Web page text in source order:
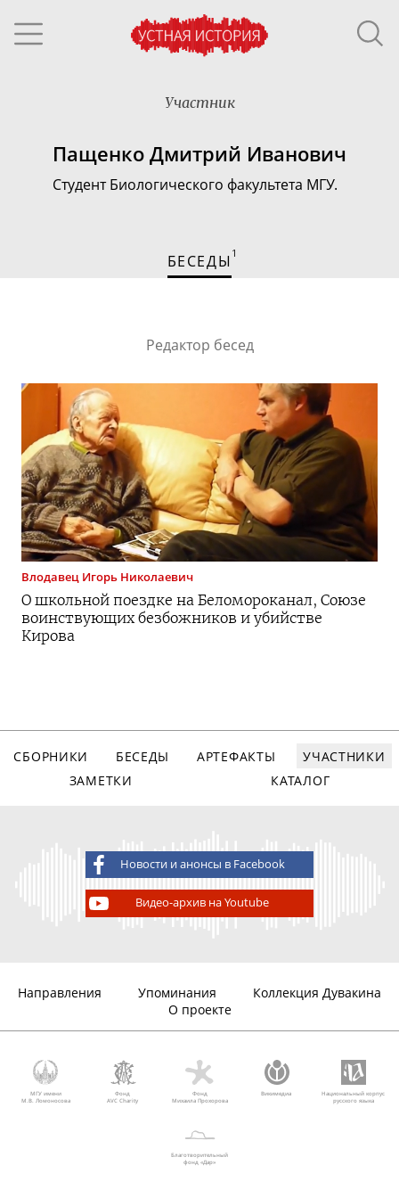
Участник
Пащенко Дмитрий Иванович
Студент Биологического факультета МГУ.
БЕСЕДЫ 1
Редактор бесед
Влодавец Игорь Николаевич
О школьной поездке на Беломороканал, Союзе
воинствующих безбожников и убийстве
Кирова
СБОРНИКИ БЕСЕДЫ АРТЕФАКТЫ
УЧАСТНИКИ
ЗАМЕТКИ
КАТАЛОГ
Новости и анонсы в Facebook
Видео-архив на Youtube
Направления Упоминания
Коллекция Дувакина
О проекте
МГУ имени
М.В. Ломоносова
Фонд
AVC Charity
Фонд
Михаила Прохорова
Викимедиа
Национальный корпус
русского языка
Благотворительный
фонд «Дар»